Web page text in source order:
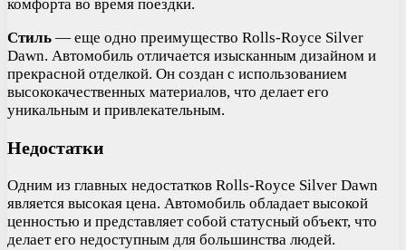
комфорта во время поездки.
Стиль — еще одно преимущество Rolls-Royce Silver
Dawn. Автомобиль отличается изысканным дизайном и
прекрасной отделкой. Он создан с использованием
высококачественных материалов, что делает его
уникальным и привлекательным.
Недостатки
Одним из главных недостатков Rolls-Royce Silver Dawn
является высокая цена. Автомобиль обладает высокой
ценностью и представляет собой статусный объект, что
делает его недоступным для большинства людей.